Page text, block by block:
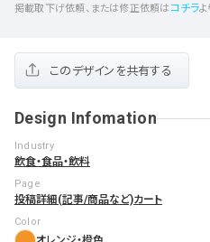
掲載取下げ依頼、または修正依頼はコチラよ
このデザインを共有する
Design Infomation
Industry
飲食・食品・飲料
Page
投稿詳細(記事/商品など)カート
Color